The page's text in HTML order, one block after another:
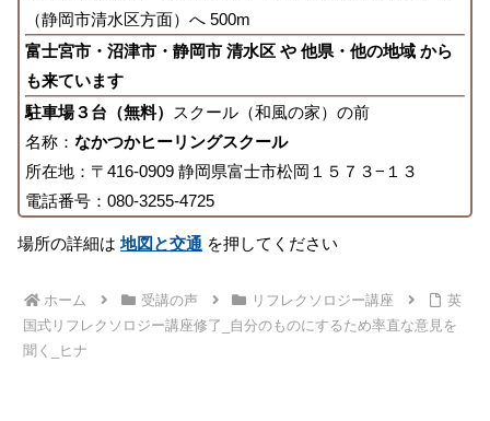
（静岡市清水区方面）へ 500m
富士宮市・沼津市・静岡市 清水区 や 他県・他の地域 から
も来ています
駐車場３台（無料）
スクール（和風の家）の前
名称： なかつかヒーリングスクール
所在地：〒416-0909 静岡県富士市松岡１５７３−１３
電話番号：080-3255-4725
場所の詳細は地図と交通 を押してください
ホーム 受講の声 リフレクソロジー講座
英
国式リフレクソロジー講座修了_自分のものにするため率直な意見を
聞く_ヒナ